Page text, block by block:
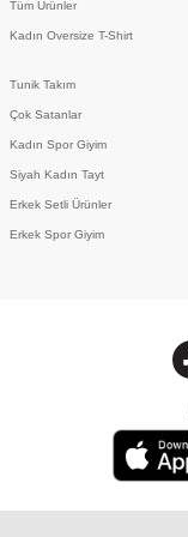
Tüm Ürünler
Kadın Oversize T-Shirt
Tunik Takım
Çok Satanlar
Kadın Spor Giyim
Siyah Kadın Tayt
Erkek Setli Ürünler
Erkek Spor Giyim